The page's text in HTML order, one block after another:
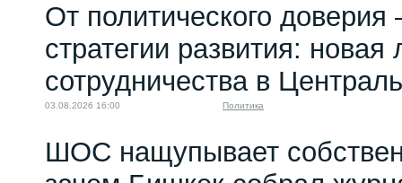
От политического
стратегии развития: новая
сотрудничества в
03.08.2026 16:00 Политика
ШОС нащупывает